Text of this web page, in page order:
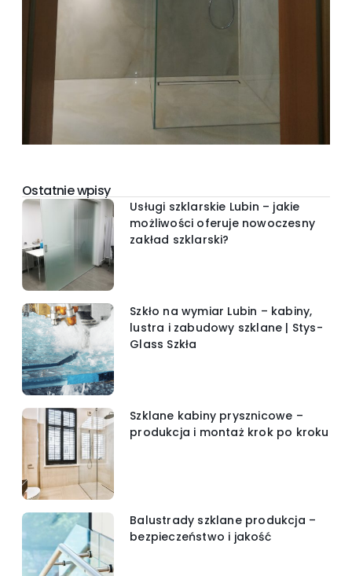
Ostatnie wpisy
Usługi szklarskie Lubin – jakie
możliwości oferuje nowoczesny
zakład szklarski?
Szkło na wymiar Lubin – kabiny,
lustra i zabudowy szklane | Stys-
Glass Szkła
Szklane kabiny prysznicowe –
produkcja i montaż krok po kroku
Balustrady szklane produkcja –
bezpieczeństwo i jakość